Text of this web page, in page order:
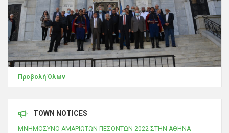
Προβολή Όλων
TOWN NOTICES
ΜΝΗΜΟΣΥΝΟ ΑΜΑΡΙΩΤΩΝ ΠΕΣΟΝΤΩΝ 2022 ΣΤΗΝ ΑΘΗΝΑ